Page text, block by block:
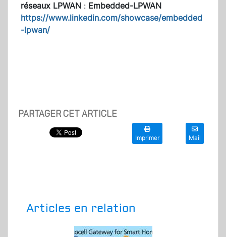
réseaux LPWAN : Embedded-LPWAN
https://www.linkedin.com/showcase/embedded
-lpwan/
PARTAGER CET ARTICLE
Imprimer Mail
Articles en relation